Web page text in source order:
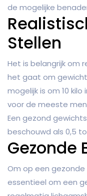
de mogelijke
Stellen
Het is belangrijk om
het gaat om
mogelijk is om 10
voor de meeste
Een gezond
beschouwd als 0,5
Gezonde
Om op een
essentieel om een